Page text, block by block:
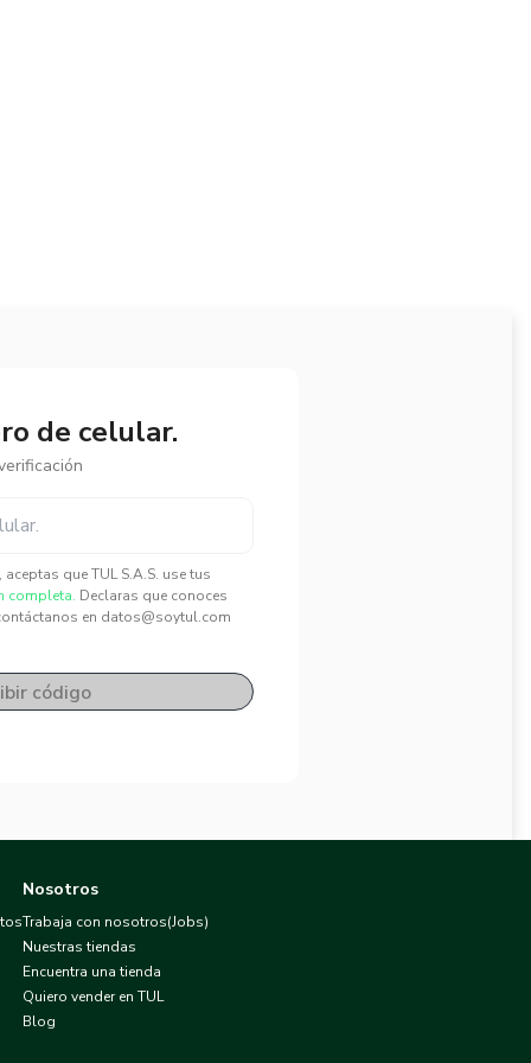
de celular.
que TUL S.A.S. use tus
completa. Declaras que conoces
en datos@soytul.com
código
Nosotros
Trabaja con nosotros(Jobs)
Nuestras tiendas
Encuentra una tienda
Quiero vender en TUL
Blog